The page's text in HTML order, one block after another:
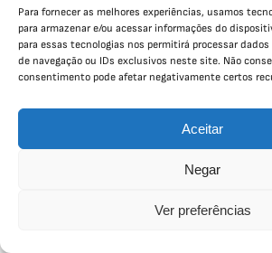
Para fornecer as melhores experiências, usamos
para armazenar e/ou acessar informações do
para essas tecnologias nos permitirá processar
de navegação ou IDs exclusivos neste site. Não
consentimento pode afetar negativamente certos
Aceitar
Negar
Ver preferências
grupos discutem aspectos
problema, e a rotação dos
que o conhecimento flua
construindo soluções coletivas.
conferências
como elas podem impulsionar sua